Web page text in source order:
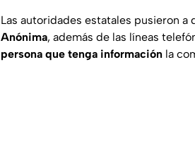
Las autoridades estatales pusieron a
Anónima, además de las líneas
persona que tenga información la